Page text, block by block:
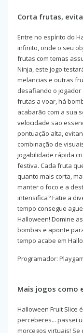
Corta frutas,
Entre no espírito do
infinito, onde o seu
frutas com temas
Ninja, este jogo
melancias e outras
desafiando o jogador
frutas a voar, há
acabarão com a sua
velocidade são
pontuação alta,
combinação de
jogabilidade rápida
festiva. Cada fruta
quanto mais corta,
manter o foco e a
intensifica? Fatie a
tempo consegue
Halloween! Domine
bombas e aponte
tempo acabe em
Programador:
Mais jogos como
Halloween Fruit Slice
perceberes... passei
morcegos virtuais!